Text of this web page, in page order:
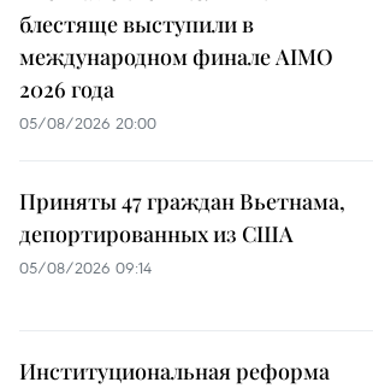
блестяще выступили в
международном финале AIMO
2026 года
05/08/2026 20:00
Приняты 47 граждан Вьетнама,
депортированных из США
05/08/2026 09:14
Институциональная реформа